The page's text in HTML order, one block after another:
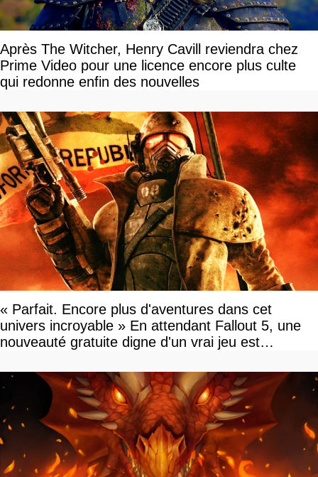
Après The Witcher, Henry Cavill reviendra chez
Prime Video pour une licence encore plus culte
qui redonne enfin des nouvelles
« Parfait. Encore plus d'aventures dans cet
univers incroyable » En attendant Fallout 5, une
nouveauté gratuite digne d'un vrai jeu est